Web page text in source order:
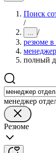
Поиск
/
... /
резюме
полный
менеджер
Резюме